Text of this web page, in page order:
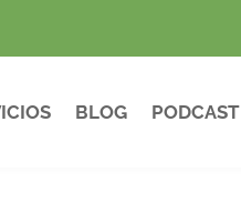
BLOG PODCAST